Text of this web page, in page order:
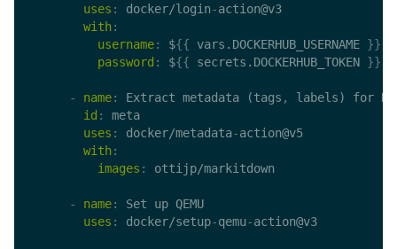
uses : docker/login-action@v3
with:
username: ${{ vars.DOCKERHUB_USERNAME }}
password : ${{ secrets.DOCKERHUB_TOKEN }}
- name: Extract metadata (tags ,
labels) for
id :
meta
uses : docker/metadata-action@v5
with:
images : ottijp/markitdown
- name:
Set up QEMU
uses : docker/setup-qemu-action@v3